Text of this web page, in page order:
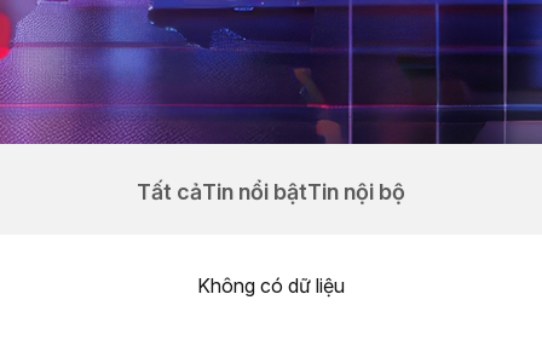
Tất cảTin nổi bậtTin nội bộ
Không có dữ liệu